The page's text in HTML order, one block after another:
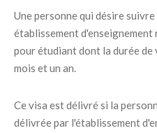
Une personne qui désire
établissement d'enseignement
pour étudiant dont la durée
mois et un an.
Ce visa est délivré si la
délivrée par l'établissement